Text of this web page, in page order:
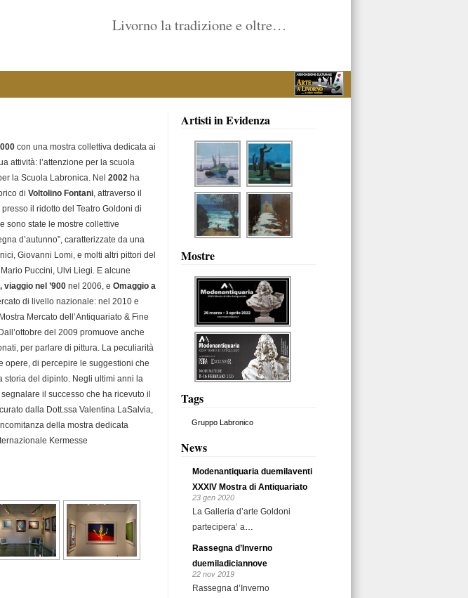
Livorno la tradizione e oltre…
con una mostra collettiva dedicata ai
attività: l’attenzione per la scuola
la Scuola Labronica. Nel 2002 ha
di Voltolino Fontani, attraverso il
il ridotto del Teatro Goldoni di
sono state le mostre collettive
d’autunno”, caratterizzate da una
Giovanni Lomi, e molti altri pittori del
Puccini, Ulvi Liegi. E alcune
viaggio nel ’900 nel 2006, e Omaggio a
di livello nazionale: nel 2010 e
Mercato dell’Antiquariato & Fine
del 2009 promuove anche
per parlare di pittura. La peculiarità
opere, di percepire le suggestioni che
storia del dipinto. Negli ultimi anni la
il successo che ha ricevuto il
dalla Dott.ssa Valentina LaSalvia,
della mostra dedicata
Kermesse
Artisti in Evidenza
Mostre
Tags
Gruppo Labronico
News
Modenantiquaria duemilaventi
XXXIV Mostra di Antiquariato
23 gen 2020
La Galleria d’arte Goldoni
partecipera’ a…
Rassegna d’Inverno
duemiladiciannove
22 nov 2019
Rassegna d’Inverno